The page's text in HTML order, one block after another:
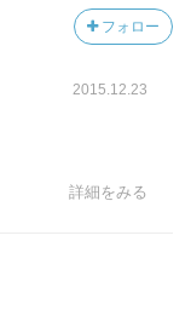
フォロー
2015.12.23
詳細をみる